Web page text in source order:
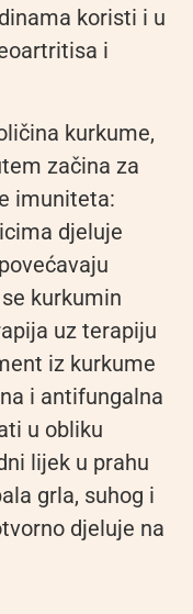
koristi i u
i
kurkume,
začina za
imuniteta:
djeluje
kurkumin
uz terapiju
iz kurkume
i antifungalna
u obliku
lijek u prahu
grla, suhog i
djeluje na